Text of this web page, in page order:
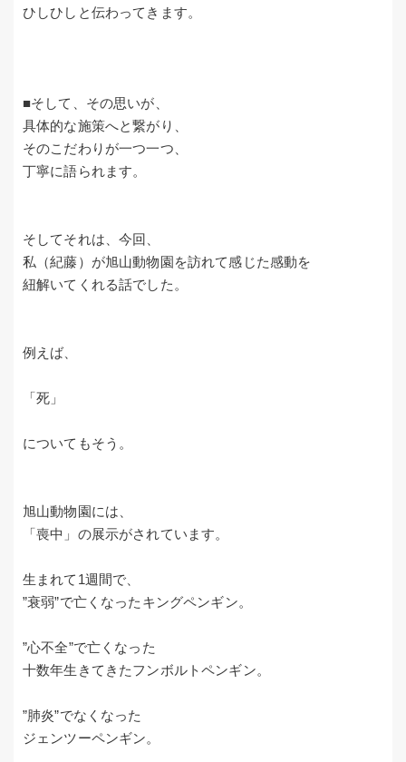
ひしひしと伝わってきます。
■そして、その思いが、
具体的な施策へと繋がり、
そのこだわりが一つ一つ、
丁寧に語られます。
そしてそれは、今回、
私（紀藤）が旭山動物園を訪れて感じた感動を
紐解いてくれる話でした。
例えば、
「死」
についてもそう。
旭山動物園には、
「喪中」の展示がされています。
生まれて1週間で、
”衰弱”で亡くなったキングペンギン。
”心不全”で亡くなった
十数年生きてきたフンボルトペンギン。
”肺炎”でなくなった
ジェンツーペンギン。